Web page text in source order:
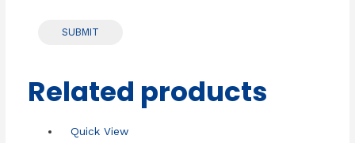
Related products
Quick View